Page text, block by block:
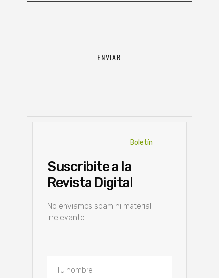
Boletín
Suscribite a la
Revista Digital
No enviamos spam ni material
irrelevante.